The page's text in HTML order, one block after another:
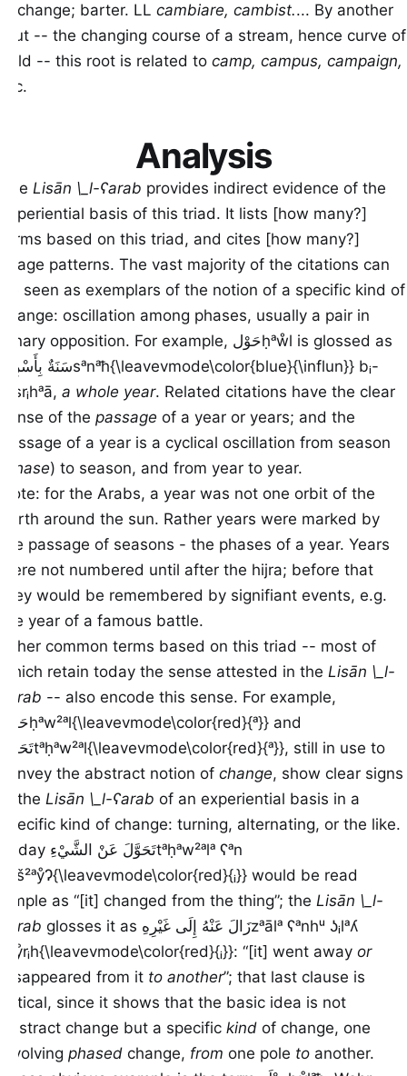
exchange; barter. LL cambiare, cambist.... By another
rout -- the changing course of a stream, hence curve of
field -- this root is related to camp, campus, campaign,
etc.
Analysis
The Lisān \_l-ʕarab provides indirect evidence of the
experiential basis of this triad. It lists [how many?]
forms based on this triad, and cites [how many?]
usage patterns. The vast majority of the citations can
be seen as exemplars of the notion of a specific kind of
change: oscillation among phases, usually a pair in
binary opposition. For example, حَوْلḥᵃẘl is glossed as
سَنَةٌ بِأَسْرِهَاsᵃnᵃħ{\leavevmode\color{blue}{\influn}} bᵢ-
Ɂᵃsrᵢhᵃā, a whole year. Related citations have the clear
sense of the passage of a year or years; and the
passage of a year is a cyclical oscillation from season
phase) to season, and from year to year.
Note: for the Arabs, a year was not one orbit of the
earth around the sun. Rather years were marked by
the passage of seasons - the phases of a year. Years
were not numbered until after the hijra; before that
they would be remembered by signifiant events, e.g.
the year of a famous battle.
Other common terms based on this triad -- most of
which retain today the sense attested in the Lisān \_l-
ʕarab -- also encode this sense. For example,
حَوَّلَḥᵃw²ᵃl{\leavevmode\color{red}{ᵃ}} and
تَحَوَّلَtᵃḥᵃw²ᵃl{\leavevmode\color{red}{ᵃ}}, still in use to
convey the abstract notion of change, show clear signs
in the Lisān \_l-ʕarab of an experiential basis in a
specific kind of change: turning, alternating, or the like.
Today تَحَوَّلَ عَنْ الشَّيْءِtᵃḥᵃw²ᵃlᵃ ʕᵃn
\_lš²ᵃẙɁ{\leavevmode\color{red}{ᵢ}} would be read
simple as “[it] changed from the thing”; the Lisān \_l-
ʕarab glosses it as زَالَ عَنْهُ إِلَى غَيْرِهِzᵃālᵃ ʕᵃnhᵘ ʖᵢlᵃʎ
gᵃẙrᵢh{\leavevmode\color{red}{ᵢ}}: “[it] went away or
disappeared from it to another”; that last clause is
critical, since it shows that the basic idea is not
abstract change but a specific kind of change, one
involving phased change, from one pole to another.